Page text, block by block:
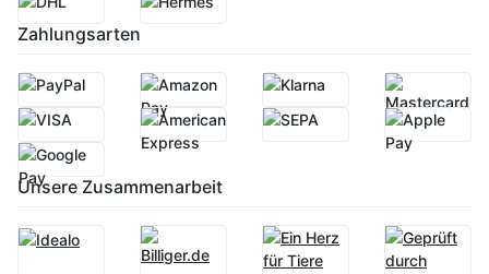
Zahlungsarten
Unsere Zusammenarbeit